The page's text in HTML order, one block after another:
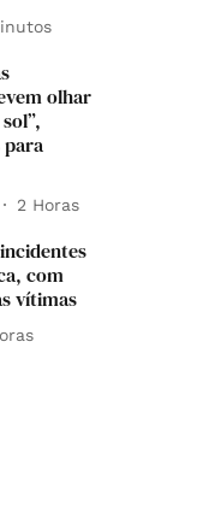
olhar
para
2 Horas
com
vítimas